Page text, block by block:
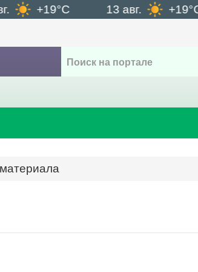
+19°C 13 авг. +19°C